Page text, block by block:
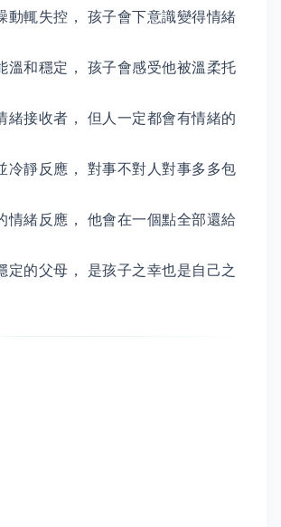
動輒失控， 孩子會下意識變得情緒
溫和穩定， 孩子會感受他被溫柔托
緒接收者， 但人一定都會有情緒的
冷靜反應， 對事不對人對事多多包
情緒反應， 他會在一個點全部還給
定的父母， 是孩子之幸也是自己之